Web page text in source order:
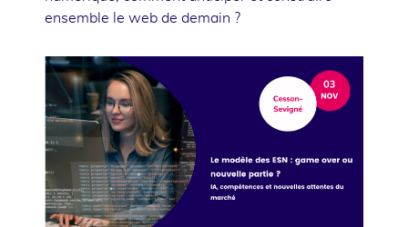
ensemble le web de demain ?